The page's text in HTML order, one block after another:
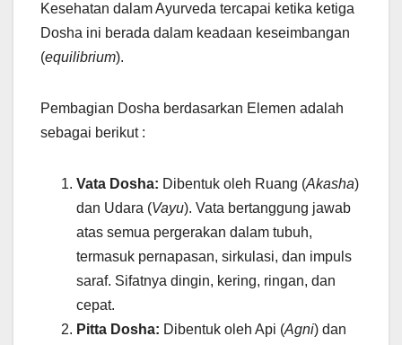
Kesehatan dalam Ayurveda tercapai ketika ketiga
Dosha ini berada dalam keadaan keseimbangan
(equilibrium).
Pembagian Dosha berdasarkan Elemen adalah
sebagai berikut :
Vata Dosha: Dibentuk oleh Ruang (Akasha)
dan Udara (Vayu). Vata bertanggung jawab
atas semua pergerakan dalam tubuh,
termasuk pernapasan, sirkulasi, dan impuls
saraf. Sifatnya dingin, kering, ringan, dan
cepat.
Pitta Dosha: Dibentuk oleh Api (Agni) dan